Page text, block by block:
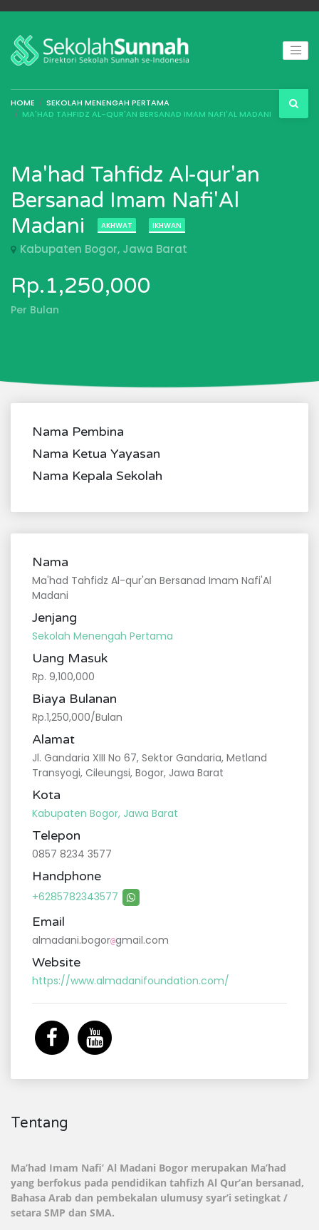
HOME
SEKOLAH MENENGAH PERTAMA
MA'HAD TAHFIDZ AL-QUR'AN BERSANAD IMAM NAFI'AL MADANI
Ma'had Tahfidz Al-qur'an
Bersanad Imam Nafi'Al
Madani
AKHWAT IKHWAN
Kabupaten Bogor, Jawa Barat
Rp.1,250,000
Per Bulan
Tentang
Ma’had Imam Nafi’ Al Madani Bogor merupakan Ma’had
yang berfokus pada pendidikan tahfizh Al Qur’an bersanad,
Bahasa Arab dan pembekalan ulumusy syar’i setingkat /
setara SMP dan SMA.
Nama Pembina
Nama Ketua Yayasan
Nama Kepala Sekolah
Nama
Ma'had Tahfidz Al-qur'an Bersanad Imam Nafi'Al
Madani
Jenjang
Sekolah Menengah Pertama
Uang Masuk
Rp. 9,100,000
Biaya Bulanan
Rp.1,250,000/Bulan
Alamat
Jl. Gandaria XIII No 67, Sektor Gandaria, Metland
Transyogi, Cileungsi, Bogor, Jawa Barat
Kota
Kabupaten Bogor, Jawa Barat
Telepon
0857 8234 3577
Handphone
+6285782343577
Email
almadani.bogor@gmail.com
Website
https://www.almadanifoundation.com/